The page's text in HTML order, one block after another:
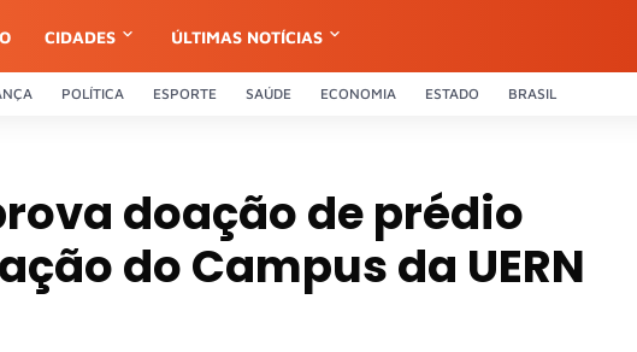
CIDADES ÚLTIMAS NOTÍCIAS
POLÍTICA ESPORTE SAÚDE ECONOMIA ESTADO BRASIL
doação de prédio
do Campus da UERN